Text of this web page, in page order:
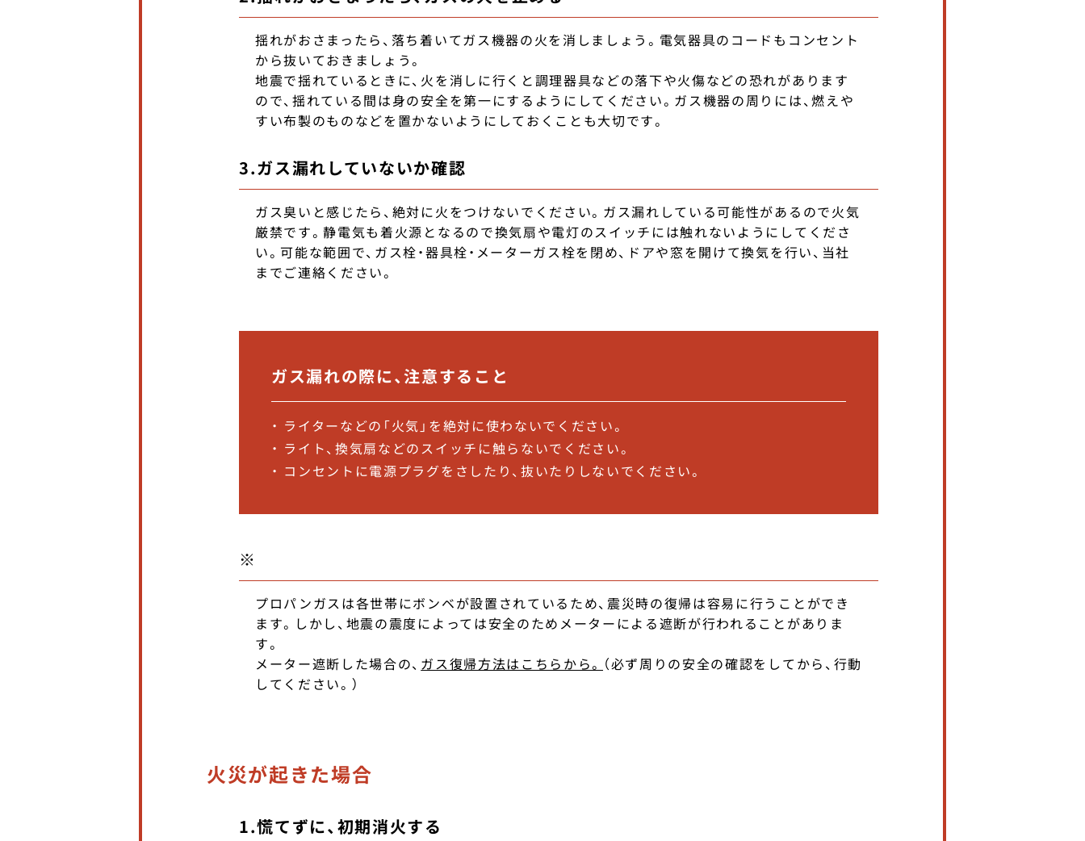
揺れがおさまったら、落ち着いてガス機器の火を消しましょう。電気器具のコードもコンセント
から抜いておきましょう。
地震で揺れているときに、火を消しに行くと調理器具などの落下や火傷などの恐れがあります
ので、揺れている間は身の安全を第一にするようにしてください。ガス機器の周りには、燃えや
すい布製のものなどを置かないようにしておくことも大切です。
3.ガス漏れしていないか確認
ガス臭いと感じたら、絶対に火をつけないでください。ガス漏れしている可能性があるので火気
厳禁です。静電気も着火源となるので換気扇や電灯のスイッチには触れないようにしてくださ
い。可能な範囲で、ガス栓・器具栓・メーターガス栓を閉め、ドアや窓を開けて換気を行い、当社
までご連絡ください。
ガス漏れの際に、注意すること
・ ライターなどの「火気」を絶対に使わないでください。
・ ライト、換気扇などのスイッチに触らないでください。
・ コンセントに電源プラグをさしたり、抜いたりしないでください。
※
プロパンガスは各世帯にボンベが設置されているため、震災時の復帰は容易に行うことができ
ます。しかし、地震の震度によっては安全のためメーターによる遮断が行われることがありま
す。
メーター遮断した場合の、 ガス復帰方法はこちらから。 （必ず周りの安全の確認をしてから、行動
してください。）
火災が起きた場合
1.慌てずに、初期消火する